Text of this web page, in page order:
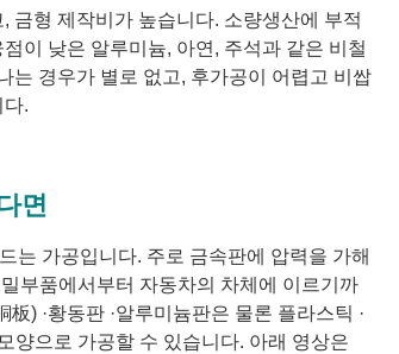
금형 제작비가 높습니다. 소량생산에 부적
이 낮은 알루미늄, 아연, 주석과 같은 비철
는 경우가 별로 없고, 후가공이 어렵고 비쌉
.
면
는 가공입니다. 주로 금속판에 압력을 가해
부품에서부터 자동차의 차체에 이르기까
) ·황동판 ·알루미늄판은 물론 플라스틱 ·
양으로 가공할 수 있습니다. 아래 영상은